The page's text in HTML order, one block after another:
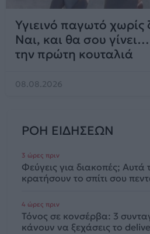
Υγιεινό παγωτό χωρίς
Ναι, και θα σου
την πρώτη κουταλιά
08.08.2026
ΡΟΗ ΕΙΔΗΣΕΩΝ
3 ώρες πριν
Φεύγεις για διακοπές;
κρατήσουν το σπίτι σου
4 ώρες πριν
Τόνος σε κονσέρβα: 3
κάνουν να ξεχάσεις το